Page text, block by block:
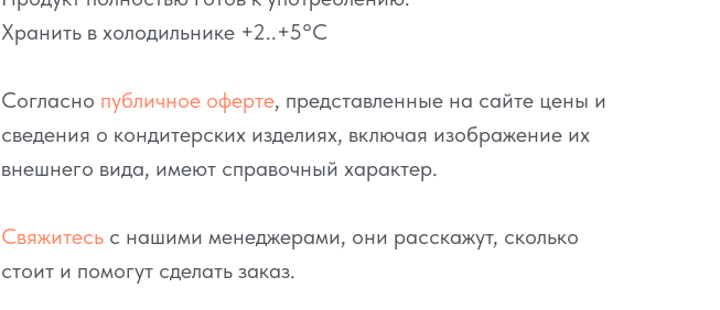
Хранить в холодильнике +2..+5°C
Согласно публичное оферте, представленные на сайте цены и
сведения о кондитерских изделиях, включая изображение их
внешнего вида, имеют справочный характер.
Свяжитесь с нашими менеджерами, они расскажут, сколько
стоит и помогут сделать заказ.